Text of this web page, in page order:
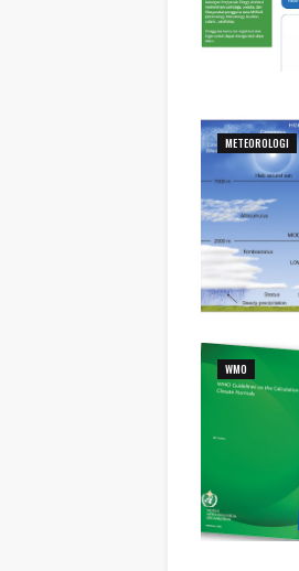
METEOROLOGI
WMO